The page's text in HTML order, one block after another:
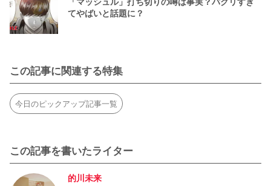
てやばいと話題に？
この記事に関連する特集
今日のピックアップ記事一覧
この記事を書いたライター
的川未来